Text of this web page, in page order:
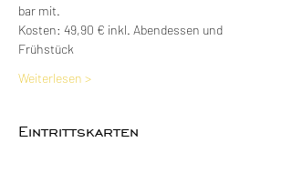
bar mit.
Kosten: 49,90 € inkl. Abendessen und
Frühstück
Weiterlesen >
Eintrittskarten